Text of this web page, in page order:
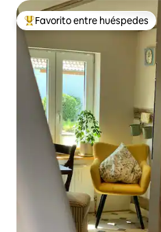
Favorito entre huéspedes
Favorito entre huéspedes